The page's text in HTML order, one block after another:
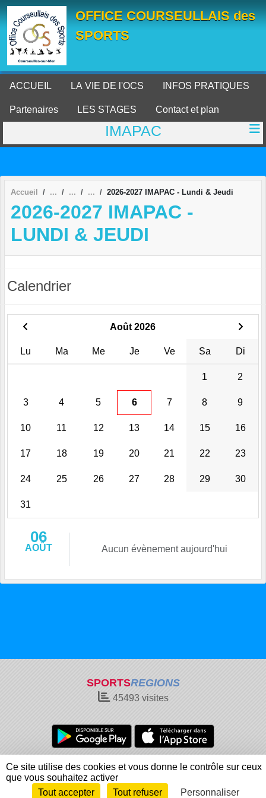
OFFICE COURSEULLAIS des
SPORTS
ACCUEIL LA VIE DE l'OCS INFOS PRATIQUES
Partenaires LES STAGES Contact et plan
IMAPAC
Accueil 2026-2027 IMAPAC - Lundi & Jeudi
2026-2027 IMAPAC -
LUNDI & JEUDI
Calendrier
Août 2026
Lu Ma Me Je Ve Sa Di
1 2
3 4 5 6 7 8 9
10 11 12 13 14 15 16
17 18 19 20 21 22 23
24 25 26 27 28 29 30
31
06
AOÛT Aucun évènement aujourd'hui
SPORTSREGIONS
45493visites
Charte cookies
Gestion des cookies
Informations légales
Signaler un contenu inapproprié
Envie de participer ?
Connexion
Panneau de gestion des cookies
Ce site utilise des cookies et vous donne le contrôle sur ceux
que vous souhaitez activer
Tout accepter
Tout refuser Personnaliser